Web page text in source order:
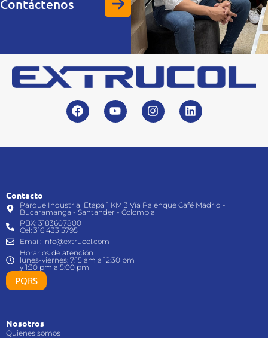
Contáctenos
Contacto
Parque Industrial Etapa 1 KM 3 Vía Palenque Café Madrid -
Bucaramanga - Santander - Colombia
PBX: 3183607800
Cel: 316 433 5795
Email: info@extrucol.com
Horarios de atención
lunes-viernes: 7:15 am a 12:30 pm
y 1:30 pm a 5:00 pm
PQRS
Nosotros
Quienes somos